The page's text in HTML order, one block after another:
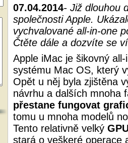
07.04.2014- Již dlouhou
společnosti Apple.
vychvalované all-in-one
Čtěte dále a dozvíte se
Apple iMac je šikovný
systému Mac OS, který
Opět u něj byla zjištěna
návrhu a dalších mnoha
přestane fungovat
tomu u mnoha modelů
Tento relativně velký
stará o veškeré operace